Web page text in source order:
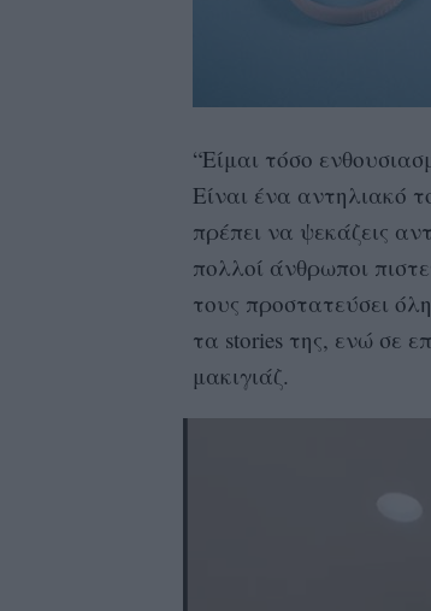
“Είμαι τόσο
Είναι ένα αντηλιακό
πρέπει να ψεκάζεις
πολλοί άνθρωποι
τους προστατεύσει
τα stories της, ενώ σε
μακιγιάζ.